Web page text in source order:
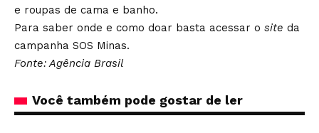
e roupas de cama e banho.
Para saber onde e como doar basta acessar o site da
campanha SOS Minas.
Fonte: Agência Brasil
Você também pode gostar de ler